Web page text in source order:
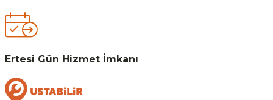
Ertesi Gün Hizmet İmkanı